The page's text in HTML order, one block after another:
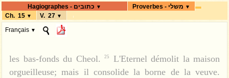
▼ ▼
Ch. 15 ▼ V. 27 ▼
Français ▼
conseillers sont nombreux.
C'est une joie pour
l'homme de trouver des répliques: combien précieuse
une parole dite à propos!
les bas-fonds du Cheol.
25
L'Eternel démolit la maison
orgueilleuse; mais il consolide la borne de la veuve.
רוּחַ נְכֵאָה.
לֵב נָבוֹן, יְבַקֶּשׁ-דָּעַת; ופני
כָּל-יְמֵי עָנִי
רָעִים; וְטוֹב-לֵב, מִשְׁתֶּה תָמִיד.
טוֹב-מְעַט, בְּיִרְאַת יְהוָה-- מֵאוֹצָר רָב,